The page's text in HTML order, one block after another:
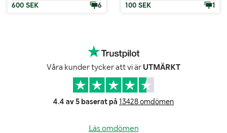
600 SEK
6
100 SEK
1
Våra kunder tycker att vi är UTMÄRKT
4.4 av 5 baserat på 13428 omdömen
Läs omdömen